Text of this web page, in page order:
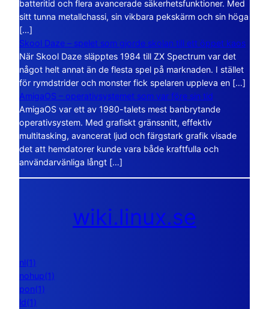
batteritid och flera avancerade säkerhetsfunktioner. Med
sitt tunna metallchassi, sin vikbara pekskärm och sin höga
[…]
Skool Daze – spelet som gjorde skolan till ett öppet kaos
När Skool Daze släpptes 1984 till ZX Spectrum var det
något helt annat än de flesta spel på marknaden. I stället
för rymdstrider och monster fick spelaren uppleva en […]
AmigaOS – operativsystemet som var före sin tid
AmigaOS var ett av 1980-talets mest banbrytande
operativsystem. Med grafiskt gränssnitt, effektiv
multitasking, avancerat ljud och färgstark grafik visade
det att hemdatorer kunde vara både kraftfulla och
användarvänliga långt […]
wiki.linux.se
nl(1)
nohup(1)
pon(1)
ld(1)